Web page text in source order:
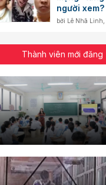
người xem?
bởi Lê Nhã Linh
Thành viên mới đăng